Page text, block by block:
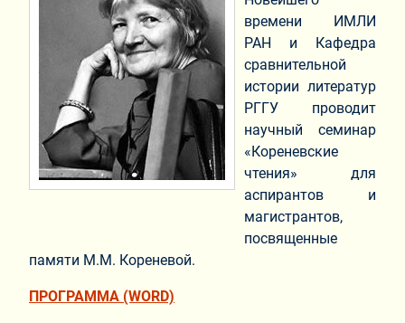
времени ИМЛИ
РАН и Кафедра
сравнительной
истории литератур
РГГУ проводит
научный семинар
«Кореневские
чтения» для
аспирантов и
магистрантов,
посвященные
памяти М.М. Кореневой.
ПРОГРАММА (WORD)